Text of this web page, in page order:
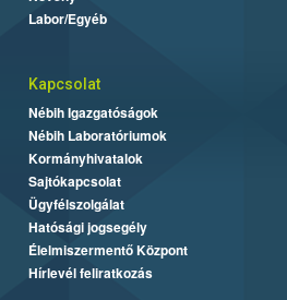
Labor/Egyéb
Kapcsolat
Nébih Igazgatóságok
Nébih Laboratóriumok
Kormányhivatalok
Sajtókapcsolat
Ügyfélszolgálat
Hatósági jogsegély
Élelmiszermentő Központ
Hírlevél feliratkozás